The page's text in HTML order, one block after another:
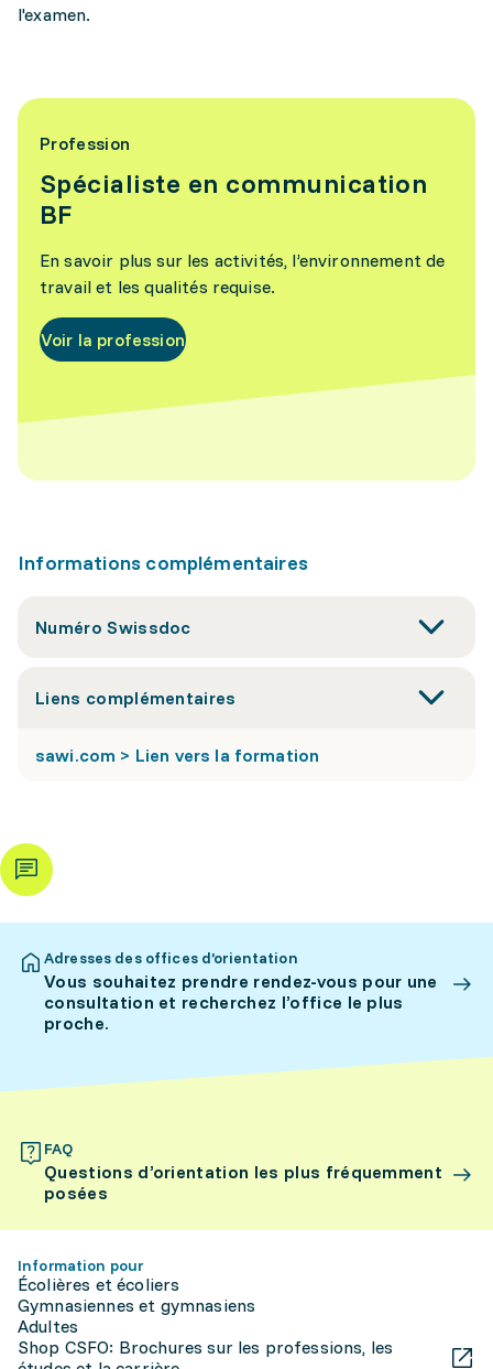
l'examen.
Profession
Spécialiste en communication
BF
En savoir plus sur les activités, l’environnement de
travail et les qualités requise.
Voir la profession
Informations complémentaires
Numéro Swissdoc
Liens complémentaires
sawi.com > Lien vers la formation
Adresses des offices d’orientation
Vous souhaitez prendre rendez-vous pour une
consultation et recherchez l’office le plus
proche.
FAQ
Questions d’orientation les plus fréquemment
posées
Information pour
Écolières et écoliers
Gymnasiennes et gymnasiens
Adultes
Shop CSFO: Brochures sur les professions, les